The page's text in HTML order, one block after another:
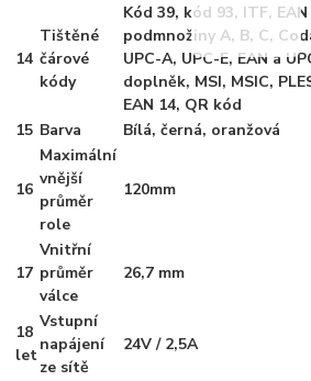
14
Tištěné
čárové
kódy
Kód 39, kód 93, ITF,
podmnožiny A, B, C,
UPC-A, UPC-E, EAN a
doplněk, MSI, MSIC,
EAN 14, QR kód
15 Barva Bílá, černá, oranžová
16
Maximální
vnější
průměr
role
120mm
17
Vnitřní
průměr
válce
26,7 mm
18
let
Vstupní
napájení
ze sítě
24V / 2,5A